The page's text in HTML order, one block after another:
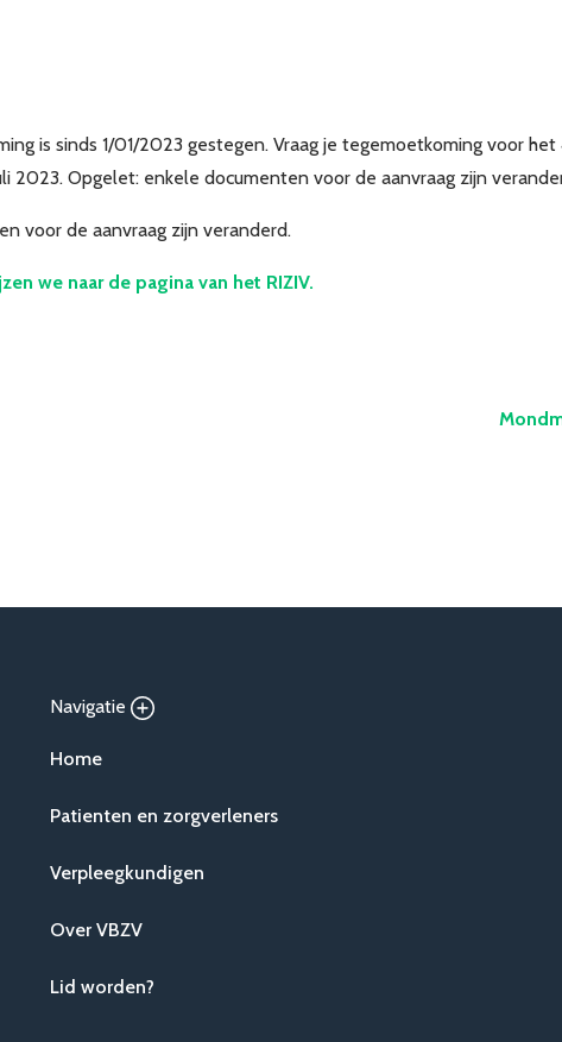
is sinds 1/01/2023 gestegen. Vraag je tegemoetkoming voor
2023. Opgelet: enkele documenten voor de aanvraag zijn
voor de aanvraag zijn veranderd.
we naar de pagina van het RIZIV.
Navigatie
Home
Patienten en zorgverleners
Verpleegkundigen
Over VBZV
Lid worden?